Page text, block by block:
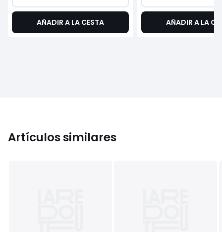
AÑADIR A LA CESTA AÑADIR A LA
Artículos similares